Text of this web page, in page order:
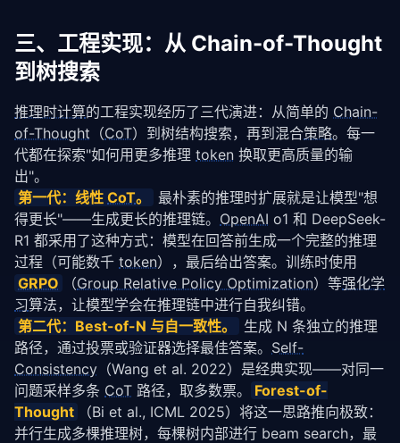
三、工程实现：从 Chain-of-Thought
到树搜索
推理时计算的工程实现经历了三代演进：从简单的 Chain-
of-Thought （CoT）到树结构搜索，再到混合策略。每一
代都在探索"如何用更多推理 token 换取更高质量的输
出"。
第一代：线性 CoT。
最朴素的推理时扩展就是让模型"想
得更长"——生成更长的推理链。 OpenAI o1 和 DeepSeek-
R1 都采用了这种方式：模型在回答前生成一个完整的推理
过程（可能数千 token
GRPO
（Group Relative Policy Optimization）等强化学
习算法，让模型学会在推理链中进行自我纠错。
第二代：Best-of-N 与自一致性。
生成 N 条独立的推理
路径，通过投票或验证器选择最佳答案。 Self-
Consistency （Wang et al. 2022）是经典实现——对同一
问题采样多条 CoT 路径，取多数票。
Forest-of-
Thought
（Bi et al., ICML 2025）将这一思路推向极致：
并行生成多棵推理树，每棵树内部进行 beam search，最